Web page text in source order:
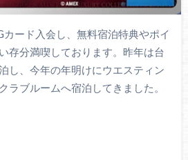
ード入会し、無料宿泊特典やポイ
存分満喫しております。昨年は台
し、今年の年明けにウエスティン
ラブルームへ宿泊してきました。